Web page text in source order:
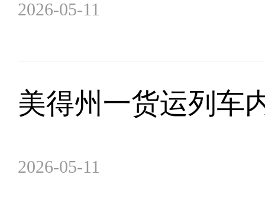
2026-05-11
美得州一货运列车
2026-05-11